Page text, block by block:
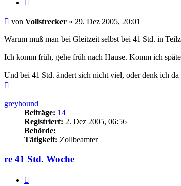
Beitrag
von Vollstrecker » 29. Dez 2005, 20:01
Warum muß man bei Gleitzeit selbst bei 41 Std. in
Ich komm früh, gehe früh nach Hause. Komm ich
Und bei 41 Std. ändert sich nicht viel, oder denk ich
greyhound
Beiträge: 14
Registriert: 2. Dez 2005, 06:56
Behörde:
Tätigkeit: Zollbeamter
re 41 Std. Woche